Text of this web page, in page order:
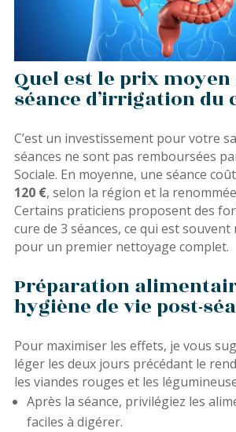
Quel est le prix moyen
séance d’irrigation du
C’est un investissement pour votre
séances ne sont pas remboursées
Sociale. En moyenne, une séance
120 €, selon la région et la
Certains praticiens proposent des
cure de 3 séances, ce qui est souvent
pour un premier nettoyage complet.
Préparation
hygiène de vie post-
Pour maximiser les effets, je vous
léger les deux jours précédant le
les viandes rouges et les
Après la séance, privilégiez les
faciles à digérer.